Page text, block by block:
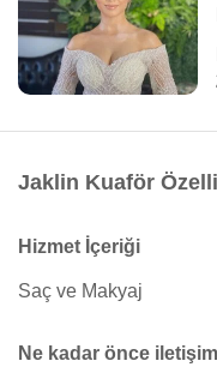
Jaklin Kuaför
Hizmet İçeriği
Saç ve Makyaj
Ne kadar önce